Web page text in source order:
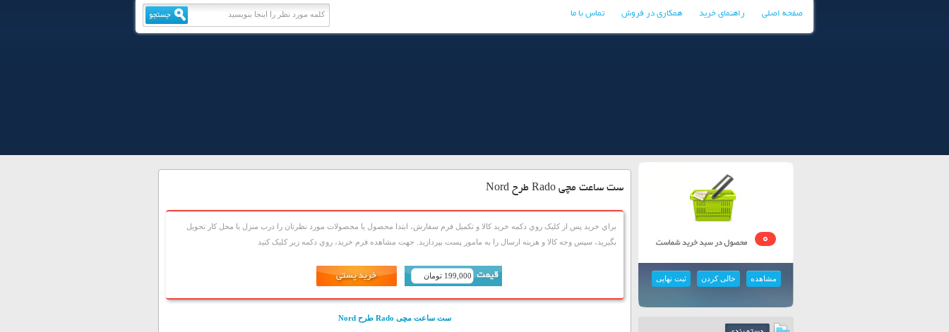
صفحه اصلی راهنمای خرید همکاری در فروش تماس با ما
0
مشاهده خالی کردن ثبت نهایی
ست ساعت مچی Rado طرح Nord
براي خريد پس از کليک روي دکمه خريد کالا و تکميل فرم سفارش، ابتدا محصول يا محصولات مورد نظرتان را درب منزل يا محل کار تحويل
بگيريد، سپس وجه کالا و هزينه ارسال را به مامور پست بپردازيد. جهت مشاهده فرم خريد، روي دکمه زير کليک کنيد
199,000 تومان
ست ساعت مچی Rado طرح Nord